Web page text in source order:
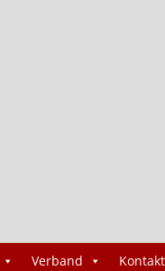
Verband Kontakt